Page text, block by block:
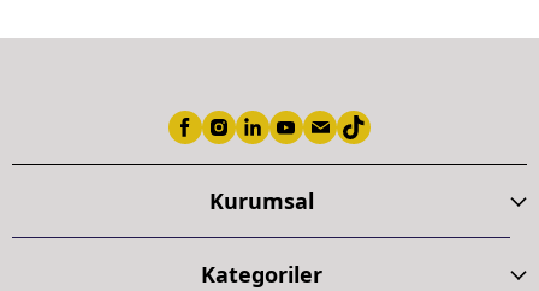
Kurumsal
Kategoriler